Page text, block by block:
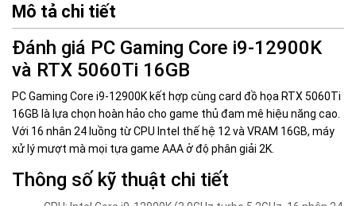
Mô tả chi tiết
Đánh giá PC Gaming Core i9-12900K
và RTX 5060Ti 16GB
PC Gaming Core i9-12900K kết hợp cùng card đồ họa RTX 5060Ti
16GB là lựa chọn hoàn hảo cho game thủ đam mê hiệu năng cao.
Với 16 nhân 24 luồng từ CPU Intel thế hệ 12 và VRAM 16GB, máy
xử lý mượt mà mọi tựa game AAA ở độ phân giải 2K.
Thông số kỹ thuật chi tiết